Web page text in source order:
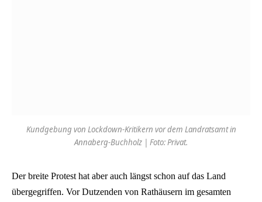
Kundgebung von Lockdown-Kritikern vor dem Landratsamt in
Annaberg-Buchholz | Foto: Privat.
Der breite Protest hat aber auch längst schon auf das Land
übergegriffen. Vor Dutzenden von Rathäusern im gesamten